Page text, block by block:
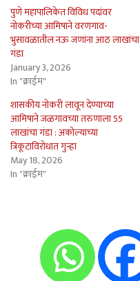
पुणे महापालिकेत विविध पदांवर
नोकरीच्या आमिषाने वरणगाव-
भुसावळातील नऊ जणांना आठ लाखांचा
गंडा
January 3, 2026
In "क्राईम"
शासकीय नोकरी लावून देण्याच्या
आमिषाने जळगावच्या तरुणाला 55
लाखांचा गंडा : अकोल्याच्या
त्रिकूटाविरोधात गुन्हा
May 18, 2026
In "क्राईम"